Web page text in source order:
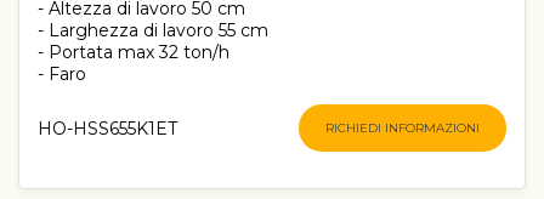
- Altezza di lavoro 50 cm
- Larghezza di lavoro 55 cm
- Portata max 32 ton/h
- Faro
HO-HSS655K1ET RICHIEDI INFORMAZIONI